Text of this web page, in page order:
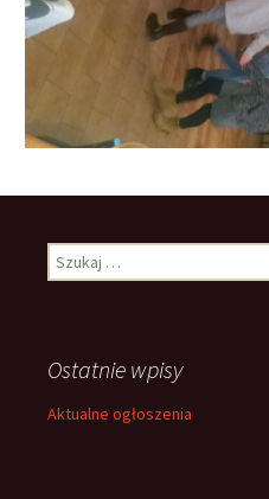
Szukaj:
Ostatnie wpisy
Aktualne ogłoszenia